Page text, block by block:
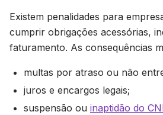
Existem penalidades para
cumprir obrigações acessórias,
faturamento. As consequências
multas por atraso ou não
juros e encargos legais;
suspensão ou inaptidão do